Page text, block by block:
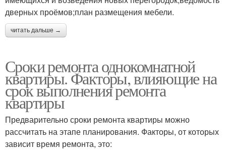
дверных проёмов;план размещения мебели.
читать дальше →
Сроки ремонта однокомнатной
квартиры. Факторы, влияющие на
срок выполнения ремонта
квартиры
Предварительно сроки ремонта квартиры можно
рассчитать на этапе планирования. Факторы, от которых
зависит время ремонта, это: